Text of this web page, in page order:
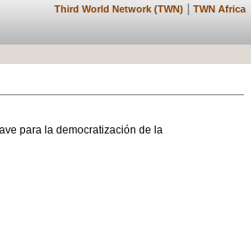
Third World Network (TWN) TWN Africa
para la democratización de la